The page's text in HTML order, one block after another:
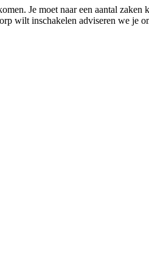
Je moet naar een aantal zaken
wilt inschakelen adviseren we je